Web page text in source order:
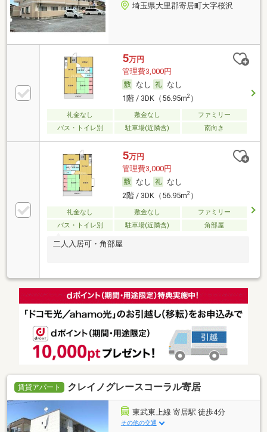
埼玉県大里郡寄居町大字桜沢
5万円
管理費3,000円
なし
なし
1階 / 3DK（56.95m2）
礼金なし 敷金なし
ファミリー
バス・トイレ別
駐車場(近隣含) 南向き
5万円
管理費3,000円
なし
なし
2階 / 3DK（56.95m2）
礼金なし 敷金なし
ファミリー
バス・トイレ別
駐車場(近隣含) 角部屋
二人入居可・角部屋
賃貸アパート クレイノグレースコーラル寄居
東武東上線 寄居駅 徒歩4分
その他の交通